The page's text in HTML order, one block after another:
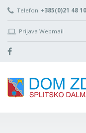
Telefon +385(0)21 48
Prijava Webmail